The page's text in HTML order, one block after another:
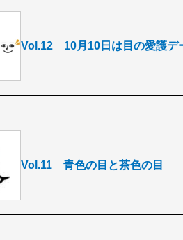
Vol.12 10月10日は目の愛護デ
Vol.11 青色の目と茶色の目